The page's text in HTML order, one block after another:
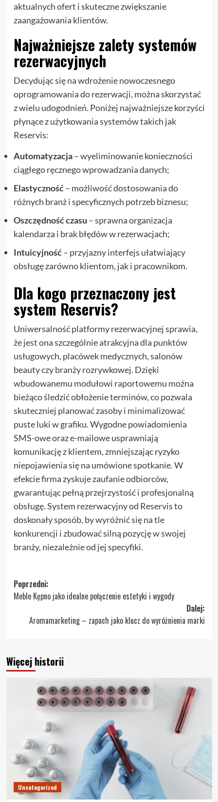
aktualnych ofert i skuteczne zwiększanie
zaangażowania klientów.
Najważniejsze zalety systemów
rezerwacyjnych
Decydując się na wdrożenie nowoczesnego
oprogramowania do rezerwacji, można skorzystać
z wielu udogodnień. Poniżej najważniejsze korzyści
płynące z użytkowania systemów takich jak
Reservis:
Automatyzacja– wyeliminowanie konieczności
ciągłego ręcznego wprowadzania danych;
Elastyczność– możliwość dostosowania do
różnych branż i specyficznych potrzeb biznesu;
Oszczędność czasu – sprawna organizacja
kalendarza i brak błędów w rezerwacjach;
Intuicyjność– przyjazny interfejs ułatwiający
obsługę zarówno klientom, jak i pracownikom.
Dla kogo przeznaczony jest
system Reservis?
Uniwersalność platformy rezerwacyjnej sprawia,
że jest ona szczególnie atrakcyjna dla punktów
usługowych, placówek medycznych, salonów
beauty czy branży rozrywkowej. Dzięki
wbudowanemu modułowi raportowemu można
bieżąco śledzić obłożenie terminów, co pozwala
skuteczniej planować zasoby i minimalizować
puste luki w grafiku. Wygodne powiadomienia
SMS-owe oraz e-mailowe usprawniają
komunikację z klientem, zmniejszając ryzyko
niepojawienia się na umówione spotkanie. W
efekcie firma zyskuje zaufanie odbiorców,
gwarantując pełną przejrzystość i profesjonalną
obsługę. System rezerwacyjny od Reservis to
doskonały sposób, by wyróżnić się na tle
konkurencji i zbudować silną pozycję w swojej
branży, niezależnie od jej specyfiki.
Zobacz
wpisy
Poprzedni:
Meble Kępno jako idealne połączenie estetyki i wygody
Dalej:
Aromamarketing – zapach jako klucz do wyróżnienia marki
Więcej historii
Uncategorized